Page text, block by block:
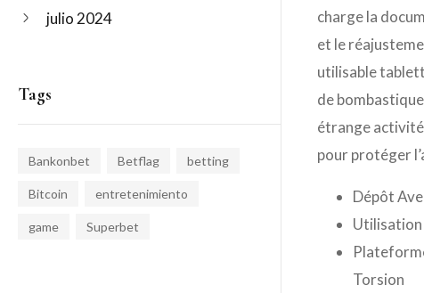
julio 2024
Tags
Bankonbet Betflag betting
Bitcoin entretenimiento
game Superbet
charge la
et le
utilisable
de
étrange
pour protéger
Dépôt
Utilisation
Torsion